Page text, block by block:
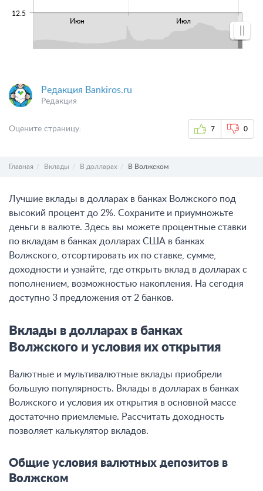
Июн Июл
12.5
Редакция Bankiros.ru
Редакция
Оцените страницу: 7 0
Главная Вклады В долларах В Волжском
Лучшие вклады в долларах в банках Волжского под
высокий процент до 2%. Сохраните и приумножьте
деньги в валюте. Здесь вы можете процентные ставки
по вкладам в банках долларах США в банках
Волжского, отсортировать их по ставке, сумме,
доходности и узнайте, где открыть вклад в долларах с
пополнением, возможностью накопления. На сегодня
доступно 3 предложения от 2 банков.
Вклады в долларах в банках
Волжского и условия их открытия
Валютные и мультивалютные вклады приобрели
большую популярность. Вклады в долларах в банках
Волжского и условия их открытия в основной массе
достаточно приемлемые. Рассчитать доходность
позволяет калькулятор вкладов.
Общие условия валютных депозитов в
Волжском